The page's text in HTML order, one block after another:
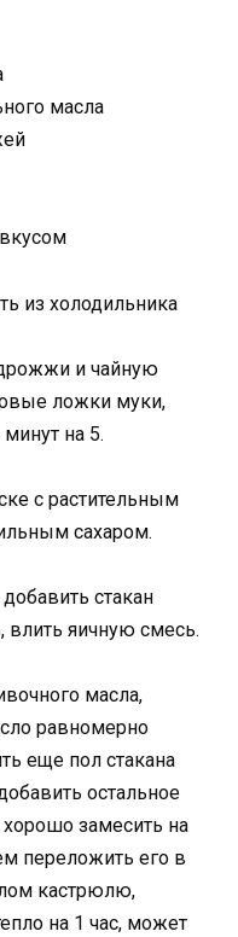
масла
из холодильника
и чайную
ложки муки,
на 5.
с растительным
сахаром.
стакан
влить яичную смесь.
масла,
равномерно
еще пол стакана
остальное
замесить на
переложить его в
кастрюлю,
на 1 час, может